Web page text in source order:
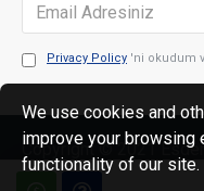
Privacy Policy 'ni okudum
Copyright © 2021
We use cookies and
improve your browsing
functionality of our site.